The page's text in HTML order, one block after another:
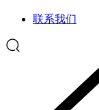
联系我们